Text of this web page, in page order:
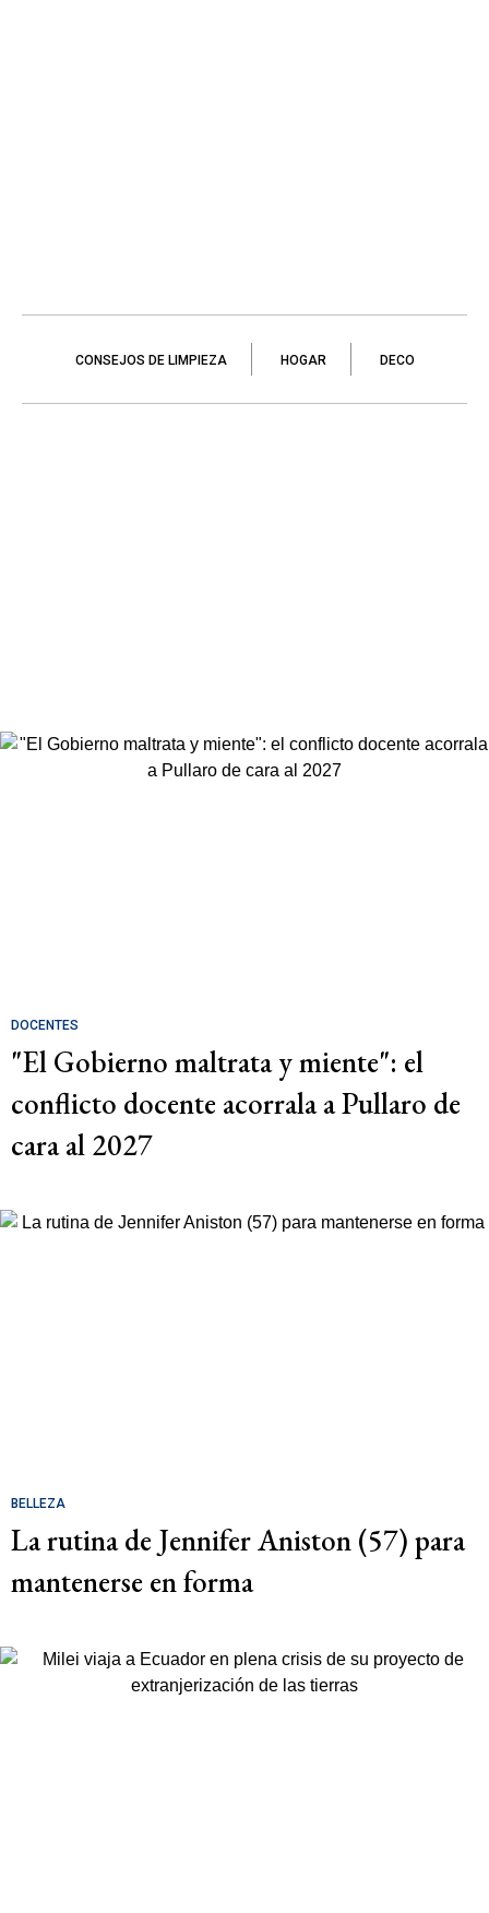
CONSEJOS DE LIMPIEZA HOGAR DECO
DOCENTES
"El Gobierno maltrata y miente": el
conflicto docente acorrala a Pullaro de
cara al 2027
BELLEZA
La rutina de Jennifer Aniston (57) para
mantenerse en forma